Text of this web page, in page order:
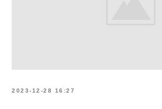
2023-12-28 16:27